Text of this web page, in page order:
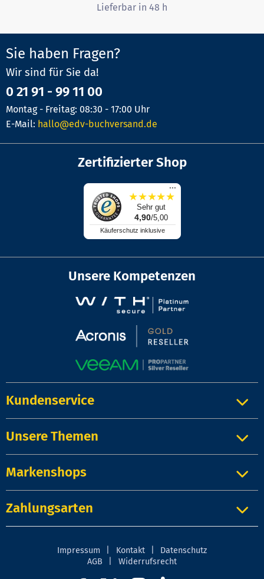
Lieferbar in 48 h
Sie haben Fragen?
Wir sind für Sie da!
0 21 91 - 99 11 00
Montag - Freitag: 08:30 - 17:00 Uhr
E-Mail: hallo@edv-buchversand.de
Zertifizierter Shop
...
★★★★★
Sehr gut
4,90/5,00
Käuferschutz inklusive
Unsere Kompetenzen
Kundenservice
Unsere Themen
Markenshops
Zahlungsarten
Impressum Kontakt| Datenschutz
AGB
Widerrufsrecht